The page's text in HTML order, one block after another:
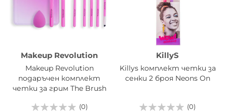
Makeup Revolution
Makeup Revolution
подаръчен комплект
четки за грим The Brush
(0)
KillyS
Killys комплект четки за
сенки 2 броя Neons On
(0)